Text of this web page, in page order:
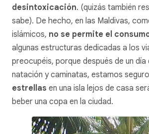
desintoxicación. (quizás también
sabe). De hecho, en las Maldivas,
islámicos, no se permite el
algunas estructuras dedicadas a los
preocupéis, porque después de un día
natación y caminatas, estamos
estrellas en una isla lejos de casa
beber una copa en la ciudad.